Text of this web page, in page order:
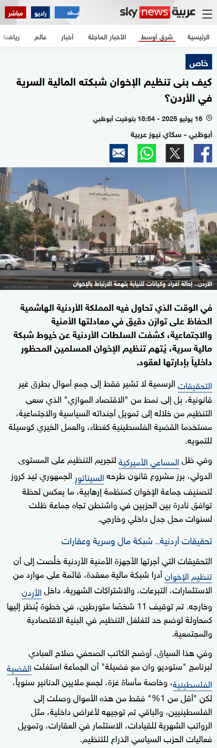
راديو مباشر
الرئيسية الأخبار العاجلة أخبار شرق أوسط عالم رياضة
خاص
كيف بنى تنظيم الإخوان شبكته المالية السرية
في الأردن؟
l 16 يوليو 2025 - 18:54 بتوقيت أبوظبي
أبوظبي - سكاي نيوز عربية
الأردن.. إحالة أفراد وكيانات للنيابة بتهمة الارتباط بالإخوان
في الوقت الذي تحاول فيه المملكة الأردنية الهاشمية
الحفاظ على توازن دقيق في معادلتها الأمنية
والاجتماعية، كشفت السلطات الأردنية عن خيوط شبكة
مالية سرية، يُتهم تنظيم الإخوان المسلمين المحظور
داخلياً بإدارتها لعقود.
التحقيقاتالرسمية لا تشير فقط إلى جمع أموال بطرق غير
قانونية، بل إلى نمط من "الاقتصاد الموازي" الذي سعى
التنظيم من خلاله إلى تمويل أجنداته السياسية والاجتماعية،
مستخدما القضية الفلسطينية كغطاء، والعمل الخيري كوسيلة
للتمويه.
وفي ظلالمساعي الأميركيةلتجريم التنظيم على المستوى
الدولي، برز مشروع قانون طرحهالسيناتور الجمهوري تيد كروز
لتصنيف جماعة الإخوان كمنظمة إرهابية، ما يعكس لحظة
توافق نادرة بين الحزبين في واشنطن تجاه جماعة ظلت
لسنوات محل جدل داخلي وخارجي.
تحقيقات أردنية.. شبكة مال وسرية وعقارات
التحقيقات التي أجرتها الأجهزة الأمنية الأردنية خلُصت إلى أن
تنظيم الإخوانأدرا شبكة مالية معقدة، قائمة على موارد من
الاستثمارات، التبرعات، والاشتراكات الشهرية، داخلالأردن
وخارجه. تم توقيف 11 شخصًا متورطين، في خطوة يُنظر إليها
كمحاولة لوضع حد لتغلغل التنظيم في البنية الاقتصادية
والمجتمعية.
وفي هذا السياق، أوضح الكاتب الصحفي صلاح العبادي
لبرنامج "ستوديو وان مع فضيلة" أن الجماعة استغلتالقضية
الفلسطينية، وخاصة مأساة غزة، لجمع ملايين الدنانير سنوياً،
لكن "أقل من 1%" فقط من هذه الأموال وصلت إلى
الفلسطينيين، والباقي تم توجيهه لأغراض داخلية، مثل
الرواتب الشهرية للقيادات، الاستثمار في العقارات، وتمويل
فعاليات الحزب السياسي الذراع للتنظيم.